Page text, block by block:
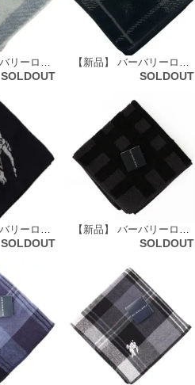
【新品】 バーバリーロンドン BURBERRY LONDON タオルハンカチ 67438
SOLDOUT
【新品】 バーバリーロンドン BURBERRY LONDON タオルハンカチ 66114
SOLDOUT
【新品】 バーバリーロンドン BURBERRY LONDON タオルハンカチ 51143
SOLDOUT
【新品】 バーバリーロンドン BURBERRY LONDON タオルハンカチ 51144
SOLDOUT